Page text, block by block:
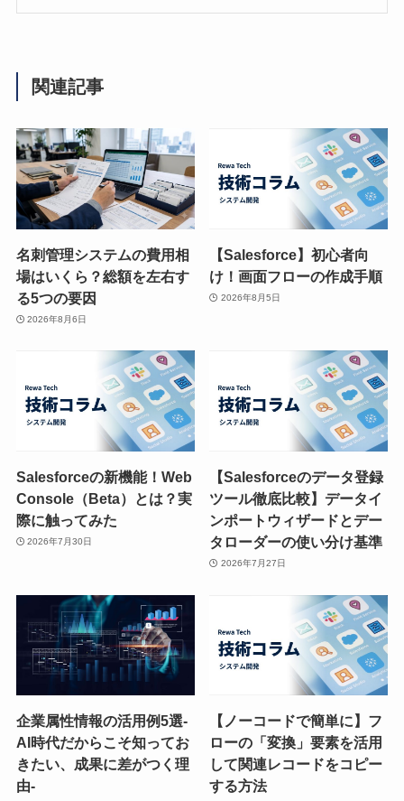
関連記事
名刺管理システムの費用相
場はいくら？総額を左右す
る5つの要因
2026年8月6日
【Salesforce】初心者向
け！画面フローの作成手順
2026年8月5日
Salesforceの新機能！Web
Console（Beta）とは？実
際に触ってみた
2026年7月30日
【Salesforceのデータ登録
ツール徹底比較】データイ
ンポートウィザードとデー
タローダーの使い分け基準
2026年7月27日
企業属性情報の活用例5選-
AI時代だからこそ知ってお
きたい、成果に差がつく理
由-
【ノーコードで簡単に】フ
ローの「変換」要素を活用
して関連レコードをコピー
する方法